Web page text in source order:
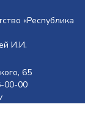
«Республика
И.И.
65
00-00